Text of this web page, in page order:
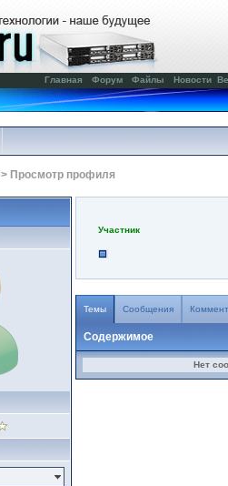
Главная Форум Файлы Новости
> Просмотр профиля
Участник
Темы Сообщения
Содержимое
Нет